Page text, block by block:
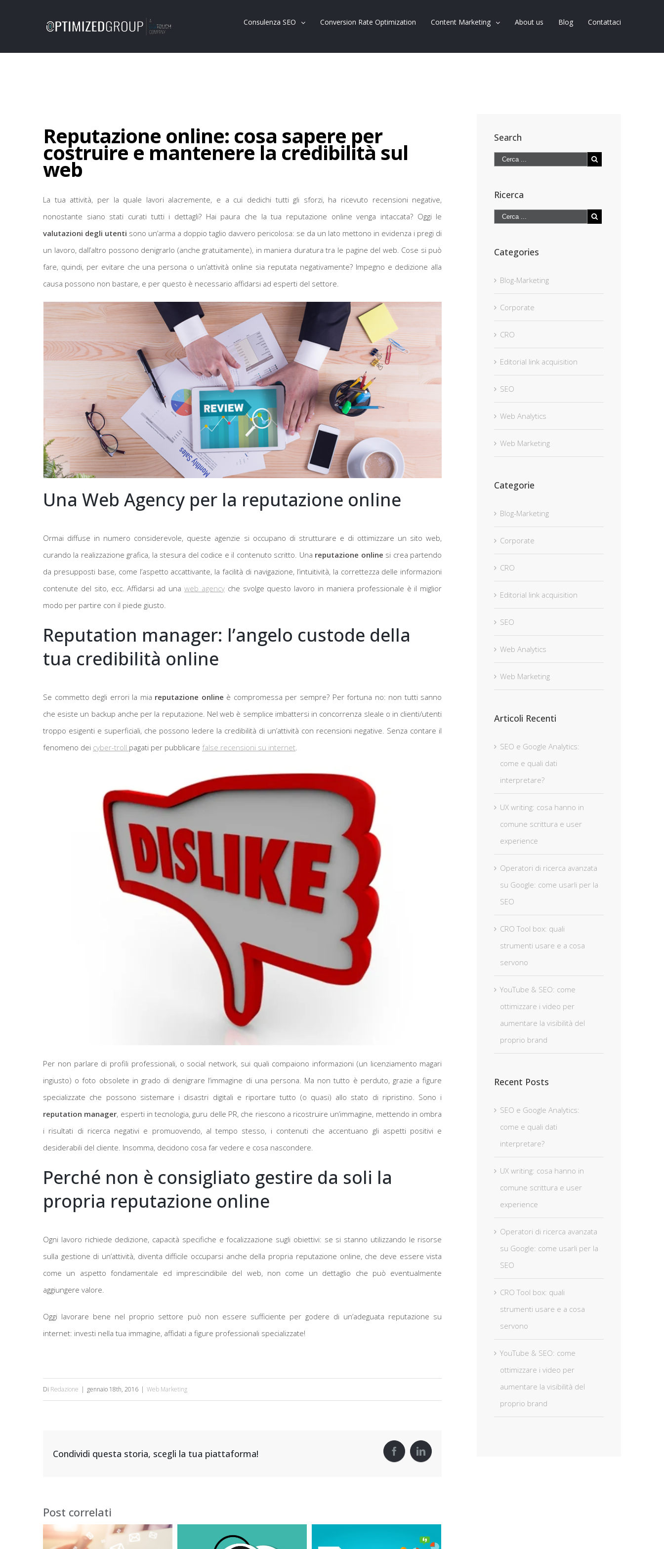
Consulenza SEO Conversion Rate Optimization Content Marketing About us Blog Contattaci
Reputazione online: cosa sapere per
costruire e mantenere la credibilità sul
web
La tua attività, per la quale lavori alacremente, e a cui dedichi tutti gli sforzi, ha ricevuto recensioni negative,
nonostante siano stati curati tutti i dettagli? Hai paura che la tua reputazione online venga intaccata? Oggi le
valutazioni degli utenti sono un’arma a doppio taglio davvero pericolosa: se da un lato mettono in evidenza i pregi di
un lavoro, dall’altro possono denigrarlo (anche gratuitamente), in maniera duratura tra le pagine del web. Cose si può
fare, quindi, per evitare che una persona o un’attività online sia reputata negativamente? Impegno e dedizione alla
causa possono non bastare, e per questo è necessario affidarsi ad esperti del settore.
Una Web Agency per la reputazione online
Ormai diffuse in numero considerevole, queste agenzie si occupano di strutturare e di ottimizzare un sito web,
curando la realizzazione grafica, la stesura del codice e il contenuto scritto. Una reputazione online si crea partendo
da presupposti base, come l’aspetto accattivante, la facilità di navigazione, l’intuitività, la correttezza delle informazioni
contenute del sito, ecc. Affidarsi ad una web agencyche svolge questo lavoro in maniera professionale è il miglior
modo per partire con il piede giusto.
Reputation manager: l’angelo custode della
tua credibilità online
Se commetto degli errori la mia reputazione online è compromessa per sempre? Per fortuna no: non tutti sanno
che esiste un backup anche per la reputazione. Nel web è semplice imbattersi in concorrenza sleale o in clienti/utenti
troppo esigenti e superficiali, che possono ledere la credibilità di un’attività con recensioni negative. Senza contare il
fenomeno dei cyber-troll pagati per pubblicare false recensioni su internet
Per non parlare di profili professionali, o social network, sui quali compaiono informazioni (un licenziamento magari
ingiusto) o foto obsolete in grado di denigrare l’immagine di una persona. Ma non tutto è perduto, grazie a figure
specializzate che possono sistemare i disastri digitali e riportare tutto (o quasi) allo stato di ripristino. Sono i
reputation manager, esperti in tecnologia, guru delle PR, che riescono a ricostruire un’immagine, mettendo in ombra
i risultati di ricerca negativi e promuovendo, al tempo stesso, i contenuti che accentuano gli aspetti positivi e
desiderabili del cliente. Insomma, decidono cosa far vedere e cosa nascondere.
Perché non è consigliato gestire da soli la
propria reputazione online
Ogni lavoro richiede dedizione, capacità specifiche e focalizzazione sugli obiettivi: se si stanno utilizzando le risorse
sulla gestione di un’attività, diventa difficile occuparsi anche della propria reputazione online, che deve essere vista
come un aspetto fondamentale ed imprescindibile del web, non come un dettaglio che può eventualmente
aggiungere valore.
Oggi lavorare bene nel proprio settore può non essere sufficiente per godere di un’adeguata reputazione su
internet: investi nella tua immagine, affidati a figure professionali specializzate!
Di Redazione | gennaio 18th, 2016 | Web Marketing
Condividi questa storia, scegli la tua piattaforma!
Post correlati
Search
Ricerca
Categories
Blog-Marketing
Corporate
CRO
Editorial link acquisition
SEO
Web Analytics
Web Marketing
Categorie
Blog-Marketing
Corporate
CRO
Editorial link acquisition
SEO
Web Analytics
Web Marketing
Articoli Recenti
SEO e Google Analytics:
come e quali dati
interpretare?
UX writing: cosa hanno in
comune scrittura e user
experience
Operatori di ricerca avanzata
su Google: come usarli per la
SEO
CRO Tool box: quali
strumenti usare e a cosa
servono
YouTube & SEO: come
ottimizzare i video per
aumentare la visibilità del
proprio brand
Recent Posts
SEO e Google Analytics:
come e quali dati
interpretare?
UX writing: cosa hanno in
comune scrittura e user
experience
Operatori di ricerca avanzata
su Google: come usarli per la
SEO
CRO Tool box: quali
strumenti usare e a cosa
servono
YouTube & SEO: come
ottimizzare i video per
aumentare la visibilità del
proprio brand